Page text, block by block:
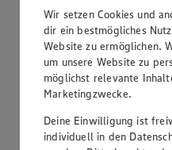
WLAN
Wir setzen Cookies und
dir ein bestmögliches
Website zu ermöglichen.
um unsere Website zu
möglichst relevante
Marketingzwecke.
Deine Einwilligung ist
individuell in den